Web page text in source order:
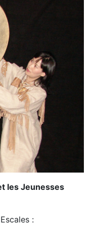
les Jeunesses
: